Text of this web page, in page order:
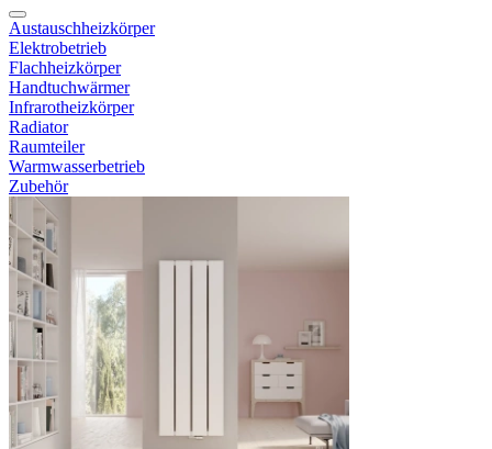
Austauschheizkörper
Elektrobetrieb
Flachheizkörper
Handtuchwärmer
Infrarotheizkörper
Radiator
Raumteiler
Warmwasserbetrieb
Zubehör